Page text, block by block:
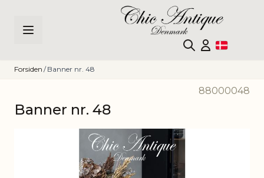
Forsiden / Banner nr. 48
88000048
Banner nr. 48
Click to view image in fullscreen